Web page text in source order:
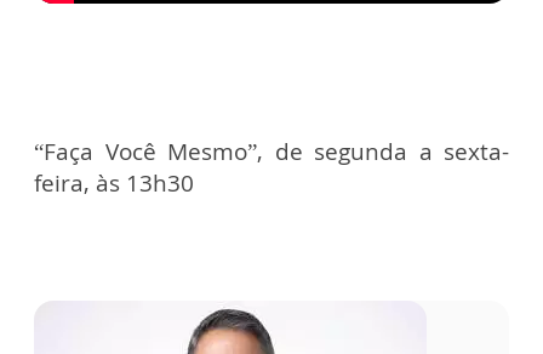
“Faça Você Mesmo”, de segunda a sexta-
feira, às 13h30